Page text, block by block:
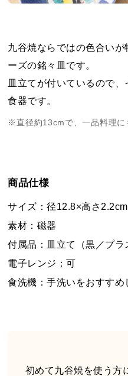
九谷焼ならではの色合いが
ーズの銘々皿です。
皿立てが付いているので
食器です。
※直径約13cmで、一品料理に
商品仕様
サイズ：径12.8×高さ2.2cm
素材：磁器
付属品：皿立て（黒／プラ
電子レンジ：可
食洗機：手洗いをおすすめ
初めて九谷焼を使う方